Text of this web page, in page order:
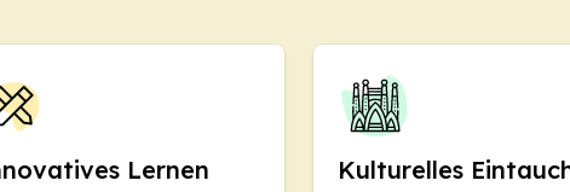
Lernen
Kulturelles